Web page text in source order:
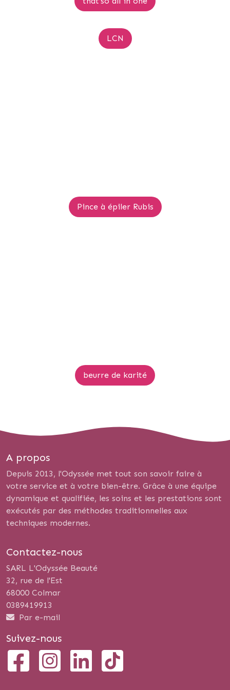
LCN
Pince à épiler Rubis
beurre de karité
A propos
Depuis 2013, l'Odyssée met tout son savoir faire à
votre service et à votre bien-être. Grâce à une équipe
dynamique et qualifiée, les soins et les prestations sont
exécutés par des méthodes traditionnelles aux
techniques modernes.
Contactez-nous
SARL L'Odyssée Beauté
32, rue de l'Est
68000 Colmar
0389419913
Par e-mail
Suivez-nous